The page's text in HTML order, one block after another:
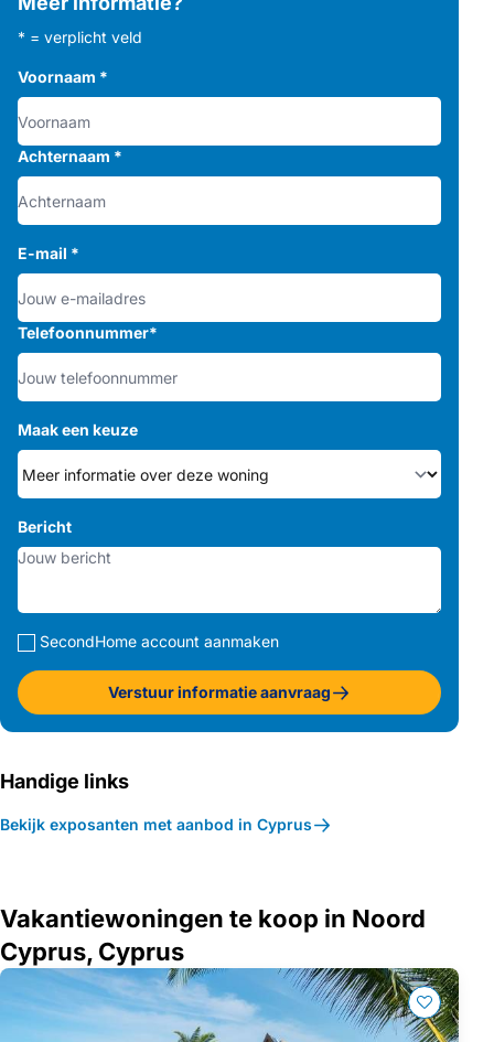
* = verplicht veld
Voornaam *
Achternaam *
E-mail *
Telefoonnummer*
Maak een keuze
Bericht
SecondHome account aanmaken
Verstuur informatie aanvraag
Handige links
Bekijk exposanten met aanbod in Cyprus
Vakantiewoningen te koop in Noord
Cyprus, Cyprus